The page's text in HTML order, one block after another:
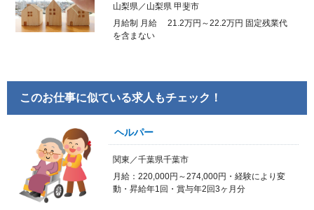
山梨県／山梨県 甲斐市
月給制 月給 21.2万円～22.2万円 固定残業代
を含まない
このお仕事に似ている求人もチェック！
ヘルパー
関東／千葉県千葉市
月給：220,000円～274,000円・経験により変
動・昇給年1回・賞与年2回3ヶ月分